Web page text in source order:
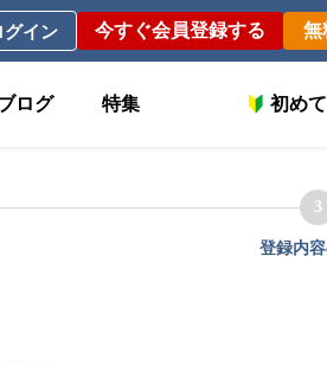
グイン 今すぐ会員登録する 無
ログ 特集 初め
3
登録内